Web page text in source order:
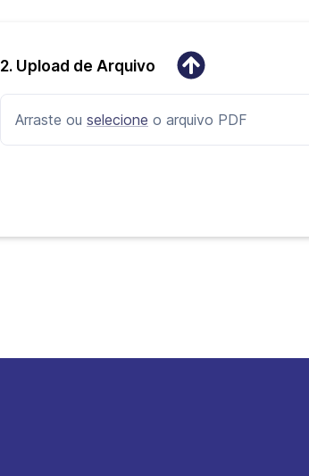
2. Upload de Arquivo
Arraste ou selecione o arquivo PDF